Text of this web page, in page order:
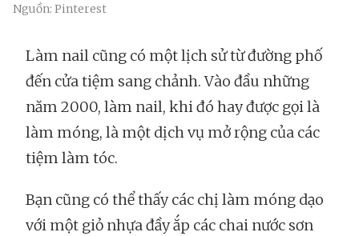
Nguồn: Pinterest
Làm nail cũng có một lịch sử từ đường phố
đến cửa tiệm sang chảnh. Vào đầu những
năm 2000, làm nail, khi đó hay được gọi là
làm móng, là một dịch vụ mở rộng của các
tiệm làm tóc.
Bạn cũng có thể thấy các chị làm móng dạo
với một giỏ nhựa đầy ắp các chai nước sơn